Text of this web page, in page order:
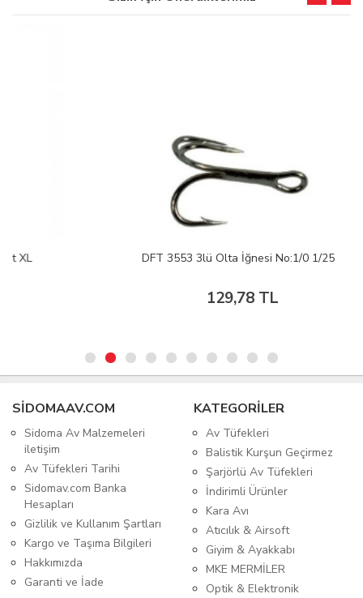
DFT 3553 3lü Olta İğnesi No:1/0 1/25
129,78 TL
SIDOMAAV.COM
Sidoma Av Malzemeleri
iletişim
Av Tüfekleri Tarihi
Sidomav.com Banka
Hesapları
Gizlilik ve Kullanım Şartları
Kargo ve Taşıma Bilgileri
Hakkımızda
Garanti ve İade
KATEGORİLER
Av Tüfekleri
Balistik Kurşun Geçirmez
Şarjörlü Av Tüfekleri
İndirimli Ürünler
Kara Avı
Atıcılık & Airsoft
Giyim & Ayakkabı
MKE MERMİLER
Optik & Elektronik